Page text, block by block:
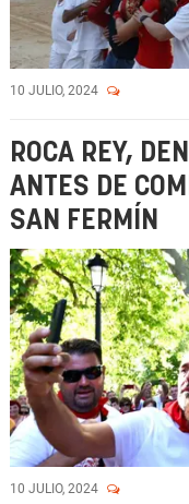
10 JULIO, 2024
ROCA REY,
ANTES DE
SAN FERMÍN
10 JULIO, 2024